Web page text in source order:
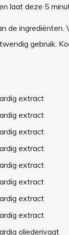
laat deze 5
de
gebruik.
extract
extract
extract
extract
extract
extract
extract
extract
oliederivaat